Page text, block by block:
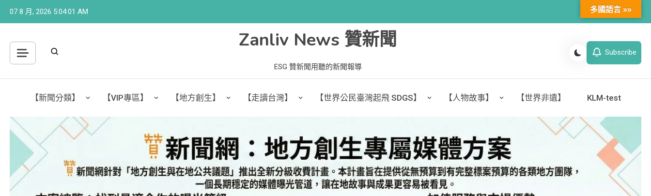
07 8 月, 2026 5:04:03 AM
Zanliv News 贊新聞
ESG 贊新聞用聽的新聞報導
Subscribe
【新聞分類】 【VIP專區】 【地方創生】 【走讀台灣】 【世界公民臺灣起飛 SDGS】 【人物故事】 【世界非遺】 KLM-test
多國語言 »»